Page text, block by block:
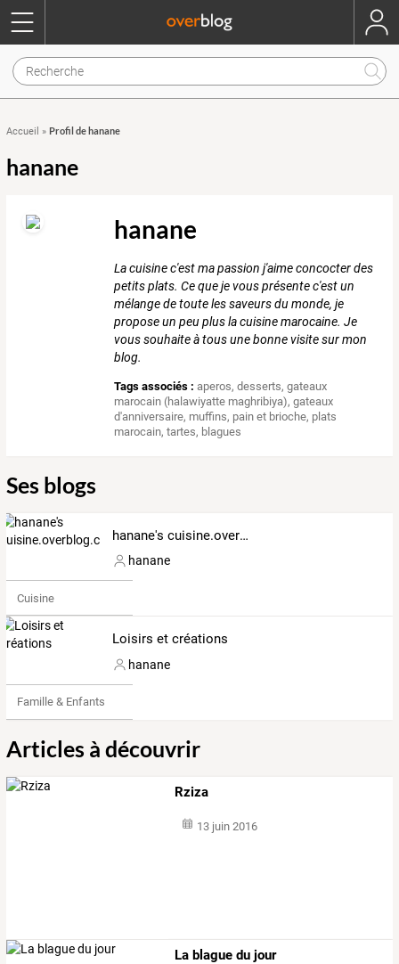
Accueil » Profil de hanane
hanane
hanane
La cuisine c'est ma passion j'aime concocter des
petits plats. Ce que je vous présente c'est un
mélange de toute les saveurs du monde, je
propose un peu plus la cuisine marocaine. Je
vous souhaite à tous une bonne visite sur mon
blog.
Tags associés : aperos,desserts,gateaux
marocain (halawiyatte maghribiya),gateaux
d'anniversaire, muffins, pain et brioche, plats
marocain,tartes, blagues
Ses blogs
hanane's cuisine.overblog.com
hanane
Cuisine
Loisirs et créations
hanane
Famille & Enfants
Articles à découvrir
Rziza
13 juin 2016
La blague du jour